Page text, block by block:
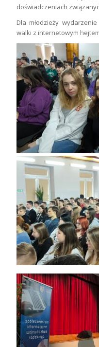
doświadczeniach
Dla młodzieży
walki z internetowym